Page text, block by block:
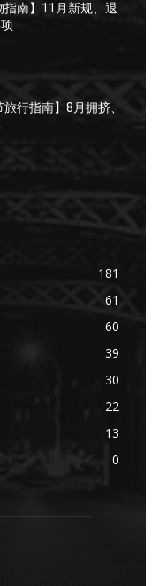
指南】11月新规、退
行指南】8月拥挤、
181
61
60
39
30
22
13
0